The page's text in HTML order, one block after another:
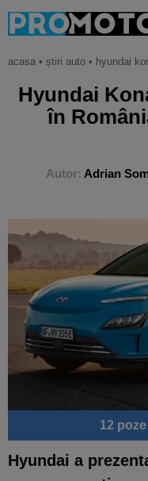
acasa • știri auto • hyundai
Hyundai
în
Autor: Adrian
12 poze
Hyundai a